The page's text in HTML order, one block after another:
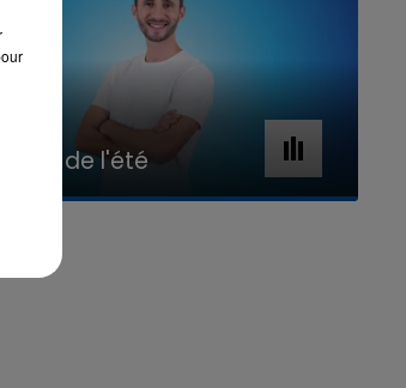
Team de l'été